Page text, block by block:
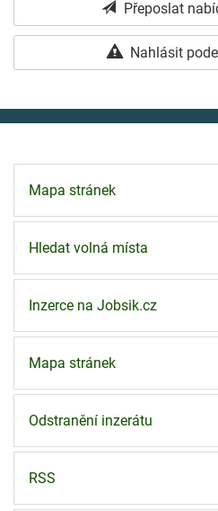
Přeposlat
Nahlásit
Mapa stránek
Hledat volná místa
Inzerce na Jobsik.cz
Mapa stránek
Odstranění inzerátu
RSS